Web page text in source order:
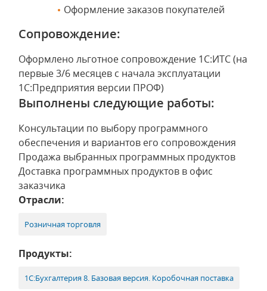
Оформление заказов покупателей
Сопровождение:
Оформлено льготное сопровождение 1С:ИТС (на
первые 3/6 месяцев с начала эксплуатации
1С:Предприятия версии ПРОФ)
Выполнены следующие работы:
Консультации по выбору программного
обеспечения и вариантов его сопровождения
Продажа выбранных программных продуктов
Доставка программных продуктов в офис
заказчика
Отрасли:
Розничная торговля
Продукты:
1С:Бухгалтерия 8. Базовая версия. Коробочная поставка